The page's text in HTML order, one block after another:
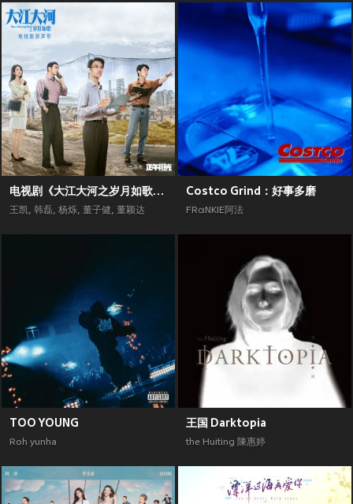
电视剧《大江大河之岁月如歌》原声带
王凯, 韩磊, 杨烁, 董子健, 董颖达
Costco Grind：好事多磨
FRαNKIE阿法
TOO YOUNG
Roh yunha
王国 Darktopia
the Huiting 陳惠婷